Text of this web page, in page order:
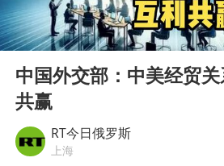
Play
00:00
中国外交部：中美经贸
共赢
RT今日俄罗斯
上海